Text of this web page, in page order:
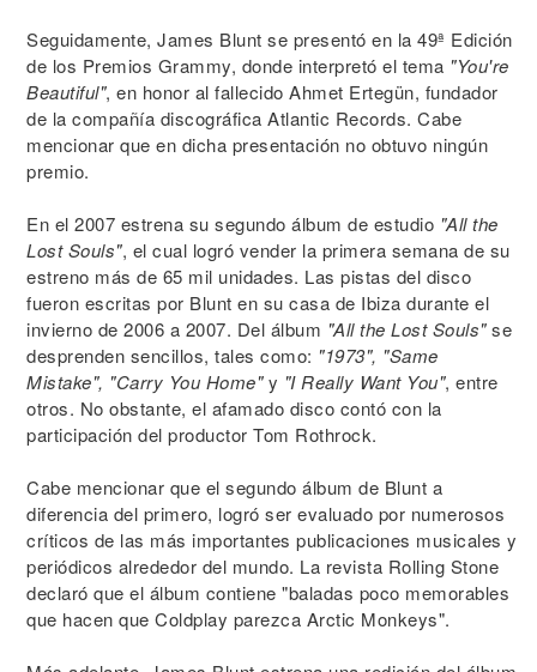
Seguidamente, James Blunt se presentó en la 49ª Edición
de los Premios Grammy, donde interpretó el tema "You're
Beautiful", en honor al fallecido Ahmet Ertegün, fundador
de la compañía discográfica Atlantic Records. Cabe
mencionar que en dicha presentación no obtuvo ningún
premio.
En el 2007 estrena su segundo álbum de estudio "All the
Lost Souls", el cual logró vender la primera semana de su
estreno más de 65 mil unidades. Las pistas del disco
fueron escritas por Blunt en su casa de Ibiza durante el
invierno de 2006 a 2007. Del álbum "All the Lost Souls"se
desprenden sencillos, tales como: "1973", "Same
Mistake", "Carry You Home"y "I Really Want You", entre
otros. No obstante, el afamado disco contó con la
participación del productor Tom Rothrock.
Cabe mencionar que el segundo álbum de Blunt a
diferencia del primero, logró ser evaluado por numerosos
críticos de las más importantes publicaciones musicales y
periódicos alrededor del mundo. La revista Rolling Stone
declaró que el álbum contiene "baladas poco memorables
que hacen que Coldplay parezca Arctic Monkeys".